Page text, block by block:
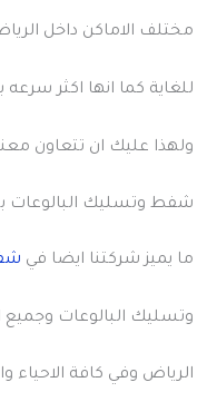
مختلف الاماكن داخل
للغاية كما انها اكثر
ولهذا عليك ان تتعاون
شفط وتسليك البالوعات
ما يميز شركتنا ايضا في
وتسليك البالوعات وجميع
الرياض وفي كافة الاحياء